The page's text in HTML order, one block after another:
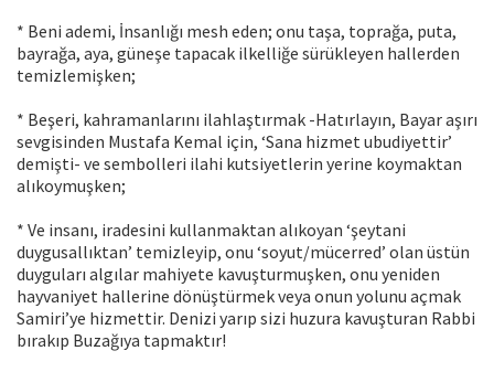
* Beni ademi, İnsanlığı mesh eden; onu taşa, toprağa, puta,
bayrağa, aya, güneşe tapacak ilkelliğe sürükleyen hallerden
temizlemişken;
* Beşeri, kahramanlarını ilahlaştırmak -Hatırlayın, Bayar aşırı
sevgisinden Mustafa Kemal için, ‘Sana hizmet ubudiyettir’
demişti- ve sembolleri ilahi kutsiyetlerin yerine koymaktan
alıkoymuşken;
* Ve insanı, iradesini kullanmaktan alıkoyan ‘şeytani
duygusallıktan’ temizleyip, onu ‘soyut/mücerred’ olan üstün
duyguları algılar mahiyete kavuşturmuşken, onu yeniden
hayvaniyet hallerine dönüştürmek veya onun yolunu açmak
Samiri’ye hizmettir. Denizi yarıp sizi huzura kavuşturan Rabbi
bırakıp Buzağıya tapmaktır!